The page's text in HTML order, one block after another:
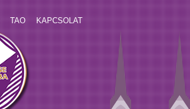
TAO KAPCSOLAT